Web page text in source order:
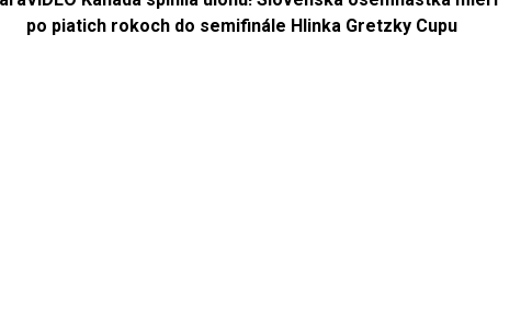
po piatich rokoch do semifinále Hlinka Gretzky Cupu